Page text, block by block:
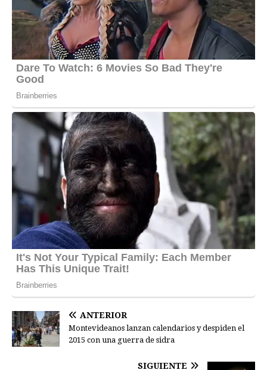
ANTERIOR
Montevideanos lanzan calendarios y despiden el
2015 con una guerra de sidra
SIGUIENTE